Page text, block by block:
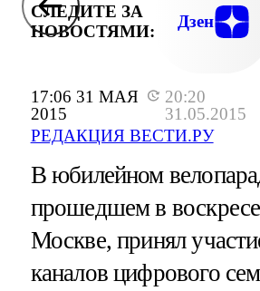
17:06 31 МАЯ
2015
20:20
31.05.2015
РЕДАКЦИЯ ВЕСТИ.РУ
СЛЕДИТЕ ЗА
НОВОСТЯМИ:
Дзен
В юбилейном
прошедшем в
Москве, принял
каналов цифрового